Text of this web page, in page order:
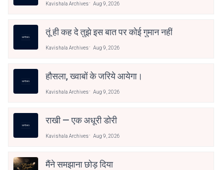
Kavishala Archives Aug 9, 2026
तूं ही कह दे तुझे इस बात पर कोई गुमान नहीं
Kavishala Archives Aug 9, 2026
हौसला, ख्वाबों के जरिये आयेगा।
Kavishala Archives Aug 9, 2026
राखी — एक अधूरी डोरी
Kavishala Archives Aug 9, 2026
मैंने समझाना छोड़ दिया